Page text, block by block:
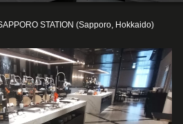
STATION (Sapporo, Hokkaido)